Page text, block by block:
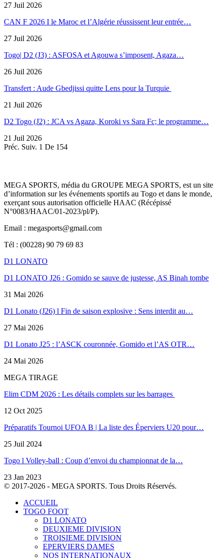
27 Juil 2026
CAN F 2026 I le Maroc et l’Algérie réussissent leur entrée…
27 Juil 2026
Togo| D2 (J3) : ASFOSA et Agouwa s’imposent, Agaza…
26 Juil 2026
Transfert : Aude Gbedjissi quitte Lens pour la Turquie
21 Juil 2026
D2 Togo (J2) : JCA vs Agaza, Koroki vs Sara Fc; le programme…
21 Juil 2026
Préc. Suiv. 1 De 154
MEGA SPORTS, média du GROUPE MEGA SPORTS, est un site
d’information sur les événements sportifs au Togo et dans le monde,
exerçant sous autorisation officielle HAAC (Récépissé
N°0083/HAAC/01-2023/pl/P).
Email : megasports@gmail.com
Tél : (00228) 90 79 69 83
D1 LONATO
D1 LONATO J26 : Gomido se sauve de justesse, AS Binah tombe
31 Mai 2026
D1 Lonato (J26) l Fin de saison explosive : Sens interdit au…
27 Mai 2026
D1 Lonato J25 : l’ASCK couronnée, Gomido et l’AS OTR…
24 Mai 2026
MEGA TIRAGE
Elim CDM 2026 : Les détails complets sur les barrages
12 Oct 2025
Préparatifs Tournoi UFOA B | La liste des Éperviers U20 pour…
25 Juil 2024
Togo l Volley-ball : Coup d’envoi du championnat de la…
23 Jan 2023
© 2017-2026 - MEGA SPORTS. Tous Droits Réservés.
ACCUEIL
TOGO FOOT
D1 LONATO
DEUXIEME DIVISION
TROISIEME DIVISION
EPERVIERS DAMES
NOS INTERNATIONAUX